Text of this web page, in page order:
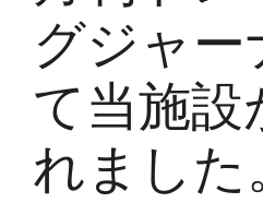
グジャ
て当施設
れました。